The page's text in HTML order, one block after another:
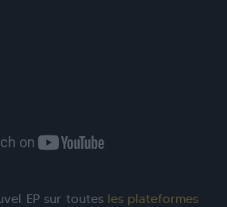
EP sur toutes les plateformes